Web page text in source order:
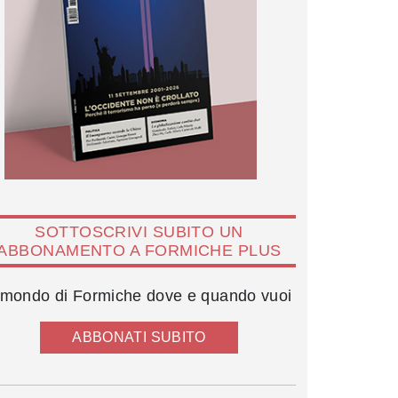
SOTTOSCRIVI SUBITO UN
A FORMICHE PLUS
di Formiche dove e quando vuoi
ABBONATI SUBITO